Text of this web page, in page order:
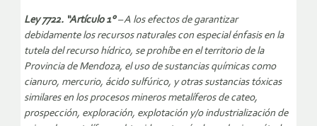
Ley 7722. “Artículo 1°– A los efectos de garantizar
debidamente los recursos naturales con especial énfasis en la
tutela del recurso hídrico, se prohíbe en el territorio de la
Provincia de Mendoza, el uso de sustancias químicas como
cianuro, mercurio, ácido sulfúrico, y otras sustancias tóxicas
similares en los procesos mineros metalíferos de cateo,
prospección, exploración, explotación y/o industrialización de